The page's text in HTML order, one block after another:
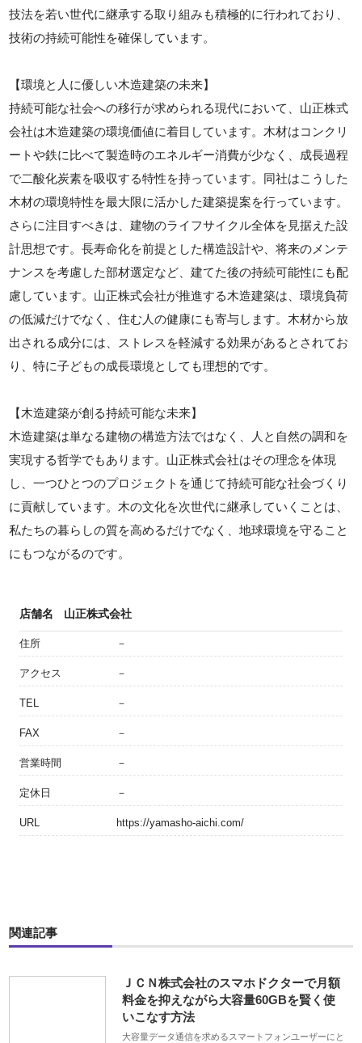
技法を若い世代に継承する取り組みも積極的に行われており、
技術の持続可能性を確保しています。
【環境と人に優しい木造建築の未来】
持続可能な社会への移行が求められる現代において、山正株式
会社は木造建築の環境価値に着目しています。木材はコンクリ
ートや鉄に比べて製造時のエネルギー消費が少なく、成長過程
で二酸化炭素を吸収する特性を持っています。同社はこうした
木材の環境特性を最大限に活かした建築提案を行っています。
さらに注目すべきは、建物のライフサイクル全体を見据えた設
計思想です。長寿命化を前提とした構造設計や、将来のメンテ
ナンスを考慮した部材選定など、建てた後の持続可能性にも配
慮しています。山正株式会社が推進する木造建築は、環境負荷
の低減だけでなく、住む人の健康にも寄与します。木材から放
出される成分には、ストレスを軽減する効果があるとされてお
り、特に子どもの成長環境としても理想的です。
【木造建築が創る持続可能な未来】
木造建築は単なる建物の構造方法ではなく、人と自然の調和を
実現する哲学でもあります。山正株式会社はその理念を体現
し、一つひとつのプロジェクトを通じて持続可能な社会づくり
に貢献しています。木の文化を次世代に継承していくことは、
私たちの暮らしの質を高めるだけでなく、地球環境を守ること
にもつながるのです。
店舗名 山正株式会社
住所 －
アクセス －
TEL －
FAX －
営業時間 －
定休日 －
URL https://yamasho-aichi.com/
関連記事
ＪＣＮ株式会社のスマホドクターで月額
料金を抑えながら大容量60GBを賢く使
いこなす方法
大容量データ通信を求めるスマートフォンユーザーにと